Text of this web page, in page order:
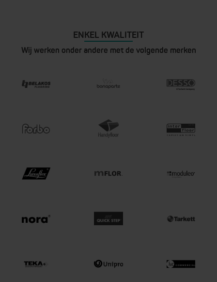
ENKEL KWALITEIT
Wij werken onder andere met de volgende merken